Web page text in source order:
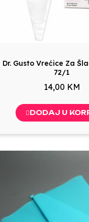
Dr. Gusto Vrećice Za
72/1
14,00 KM
DODAJ U